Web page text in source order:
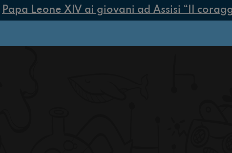
Papa Leone XIV ai giovani ad Assisi “Il